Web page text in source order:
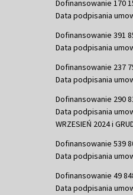
Dofinansowanie 170
Data podpisania
Dofinansowanie 391
Data podpisania
Dofinansowanie 237
Data podpisania
Dofinansowanie 290
Data podpisania
WRZESIEŃ 2024 i
Dofinansowanie 539
Data podpisania
Dofinansowanie 49
Data podpisania